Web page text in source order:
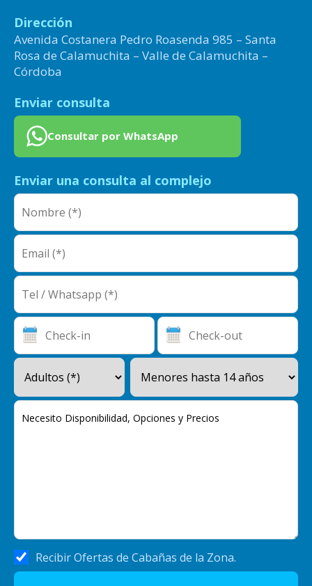
Dirección
Avenida Costanera Pedro Roasenda 985 – Santa
Rosa de Calamuchita – Valle de Calamuchita –
Córdoba
Enviar consulta
Consultar por WhatsApp
Enviar una consulta al complejo
Recibir Ofertas de Cabañas de la Zona.